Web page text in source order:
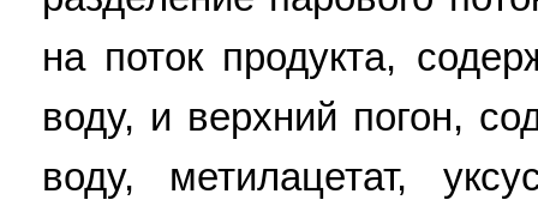
на поток продукта,
воду, и верхний погон,
воду, метилацетат,